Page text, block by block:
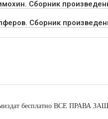
Сборник
Сборник
бесплатно ВСЕ ПРАВА